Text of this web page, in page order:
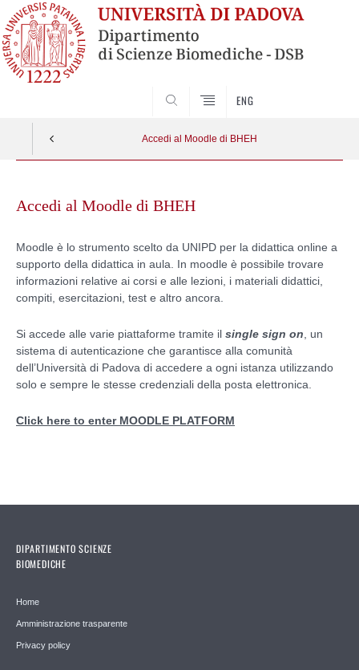
ENG
Accedi al Moodle di BHEH
contentAccedi al Moodle di BHEH
Moodle è lo strumento scelto da UNIPD per la didattica online a
supporto della didattica in aula. In moodle è possibile trovare
informazioni relative ai corsi e alle lezioni, i materiali didattici,
compiti, esercitazioni, test e altro ancora.
Si accede alle varie piattaforme tramite il single sign on , un
sistema di autenticazione che garantisce alla comunità
dell’Università di Padova di accedere a ogni istanza utilizzando
solo e sempre le stesse credenziali della posta elettronica.
Click here to enter MOODLE PLATFORM
DIPARTIMENTO SCIENZE
BIOMEDICHE
Home
Amministrazione trasparente
Privacy policy